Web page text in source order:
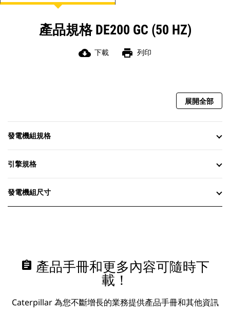
產品規格 DE200 GC (50 HZ)
cloud_download 下載 print 列印
展開全部
發電機組規格
引擎規格
發電機組尺寸
assignment 產品手冊和更多內容可隨時下
載！
Caterpillar 為您不斷增長的業務提供產品手冊和其他資訊